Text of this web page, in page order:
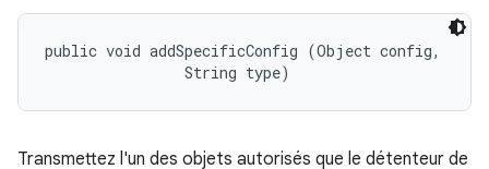
public void addSpecificConfig (Object config,
                String type)
Transmettez l'un des objets autorisés que le détenteur de